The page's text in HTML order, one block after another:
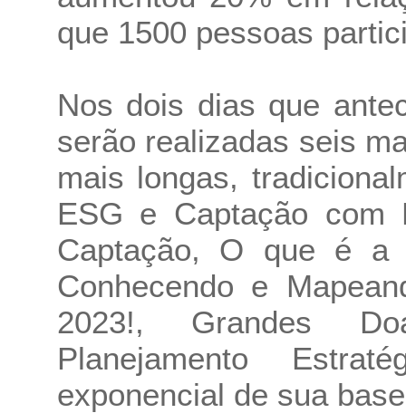
que 1500 pessoas
Nos dois dias que
serão realizadas seis
mais longas,
ESG e Captação com
Captação, O que é a
Conhecendo e
2023!, Grandes
Planejamento
exponencial de sua